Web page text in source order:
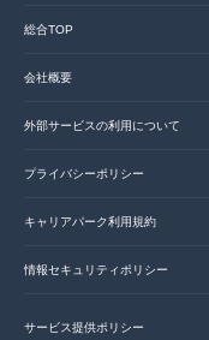
総合TOP
会社概要
外部サービスの利用について
プライバシーポリシー
キャリアパーク利用規約
情報セキュリティポリシー
サービス提供ポリシー